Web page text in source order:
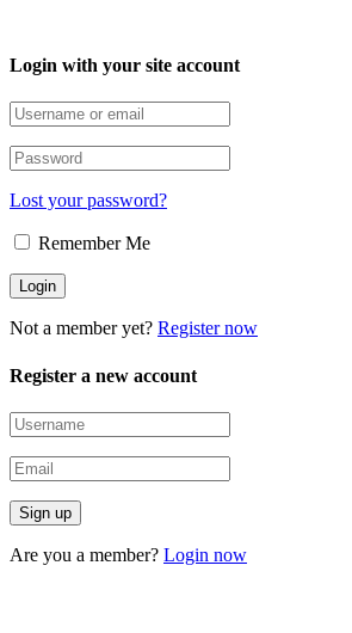
Login with your site account
Lost your password?
Remember Me
Not a member yet? Register now
Register a new account
Are you a member? Login now